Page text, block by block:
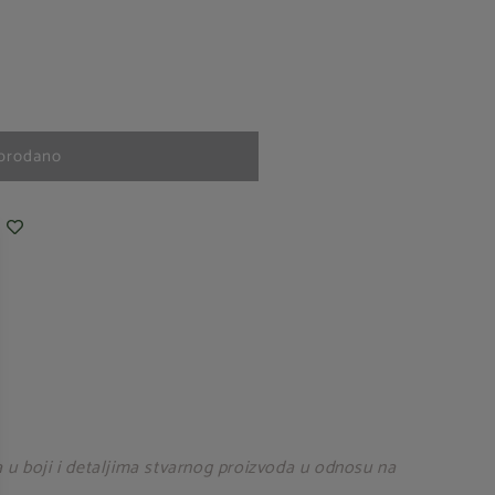
boji i detaljima stvarnog proizvoda u odnosu na